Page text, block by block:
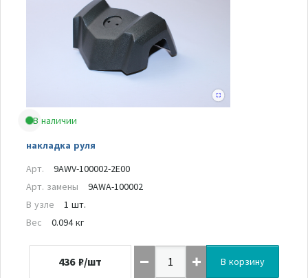
В наличии
накладка руля
Арт.
9AWV-100002-2E00
Арт. замены
9AWA-100002
В узле
1 шт.
Вес
0.094 кг
436 ₽/шт В корзину